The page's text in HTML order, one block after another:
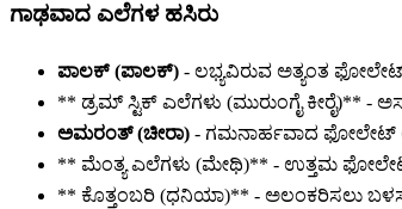
ಗಾಢವಾದ ಎಲೆಗಳ ಹಸಿರು
ಪಾಲಕ್ (ಪಾಲಕ್) - ಲಭ್ಯವಿರುವ ಅತ್ಯಂತ
** ಡ್ರಮ್ ಸ್ಟಿಕ್ ಎಲೆಗಳು (ಮುರುಂಗೈ ಕೀರೈ)** -
ಅಮರಂತ್ (ಚೀರಾ) - ಗಮನಾರ್ಹವಾದ ಫೋಲೇಟ್
** ಮೆಂತ್ಯ ಎಲೆಗಳು (ಮೇಥಿ)** - ಉತ್ತಮ
** ಕೊತ್ತಂಬರಿ (ಧನಿಯಾ)** - ಅಲಂಕರಿಸಲು